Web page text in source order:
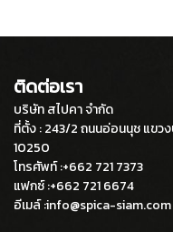
ติดต่อเรา
บริษัท สไปคา จำกัด
ที่ตั้ง : 243/2 ถนนอ่อนนุช แขวง
10250
โทรศัพท์ :+662 721 7373
แฟกซ์ :+662 721 6674
อีเมล์ :info@spica-siam.com